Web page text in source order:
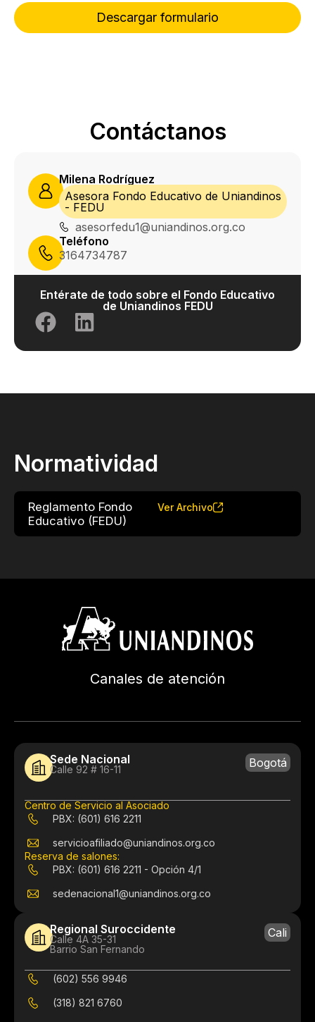
Descargar formulario
Contáctanos
Milena Rodríguez
Asesora Fondo Educativo de Uniandinos
- FEDU
asesorfedu1@uniandinos.org.co
Teléfono
3164734787
Entérate de todo sobre el Fondo Educativo
de Uniandinos FEDU​
Normatividad
Reglamento Fondo
Educativo (FEDU)
Ver Archivo
Canales de atención
Sede Nacional
Calle 92 # 16-11 Bogotá
Centro de Servicio al Asociado
PBX: (601) 616 2211
servicioafiliado@uniandinos.org.co
Reserva de salones:
PBX: (601) 616 2211 - Opción 4/1
sedenacional1@uniandinos.org.co
Regional Suroccidente
Calle 4A 35-31
Barrio San Fernando
Cali
(602) 556 9946
(318) 821 6760